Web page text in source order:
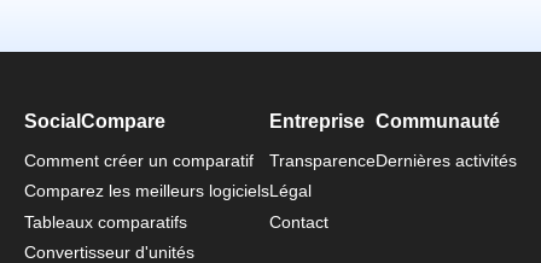
SocialCompare
Comment créer un comparatif
Comparez les meilleurs logiciels
Tableaux comparatifs
Convertisseur d'unités
Entreprise
Transparence
Légal
Contact
Communauté
Dernières activités